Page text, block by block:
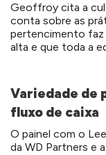
Geoffroy cita a
conta sobre as
pertencimento faz
alta e que toda a
Variedade de
fluxo de caixa
O painel com o
da WD Partners e